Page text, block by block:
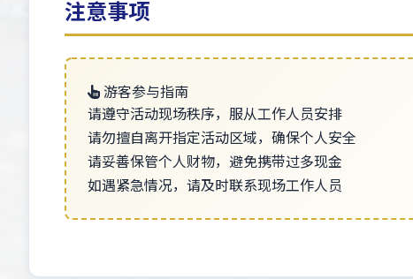
注意事项
游客参与指南
请遵守活动现场秩序，服从工作人员安排
请勿擅自离开指定活动区域，确保个人安全
请妥善保管个人财物，避免携带过多现金
如遇紧急情况，请及时联系现场工作人员